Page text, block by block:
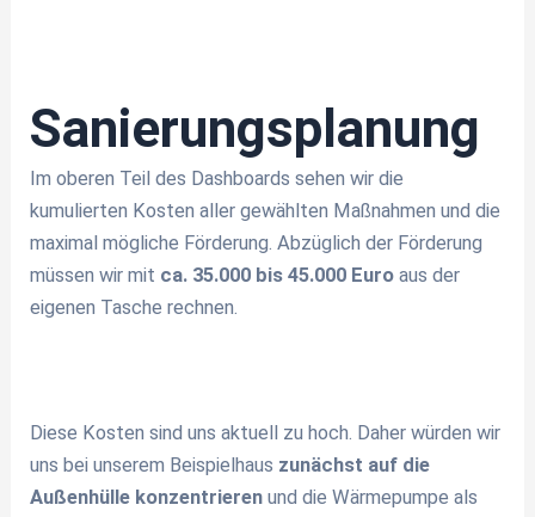
Sanierungsplanung
Im oberen Teil des Dashboards sehen wir die
kumulierten Kosten aller gewählten Maßnahmen und die
maximal mögliche Förderung. Abzüglich der Förderung
müssen wir mit ca. 35.000 bis 45.000 Euro aus der
eigenen Tasche rechnen.
Diese Kosten sind uns aktuell zu hoch. Daher würden wir
uns bei unserem Beispielhaus zunächst auf die
Außenhülle konzentrieren und die Wärmepumpe als